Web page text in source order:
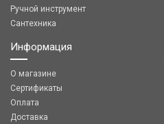
Ручной инструмент
Сантехника
Информация
О магазине
Сертификаты
Оплата
Доставка